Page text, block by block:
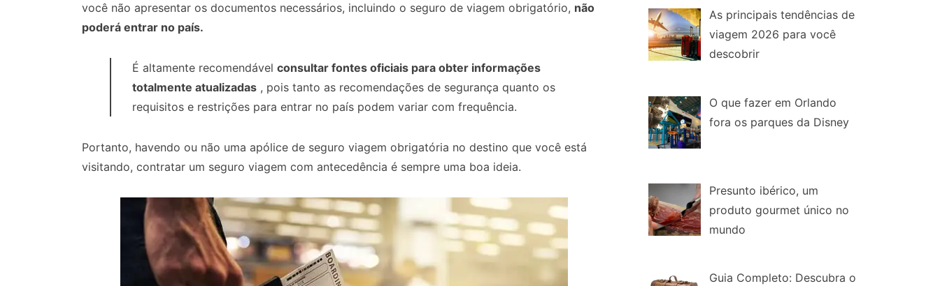
você não apresentar os documentos necessários, incluindo o seguro de viagem obrigatório, não
poderá entrar no país.
É altamente recomendável consultar fontes oficiais para obter informações
totalmente atualizadas , pois tanto as recomendações de segurança quanto os
requisitos e restrições para entrar no país podem variar com frequência.
Portanto, havendo ou não uma apólice de seguro viagem obrigatória no destino que você está
visitando, contratar um seguro viagem com antecedência é sempre uma boa ideia.
As principais tendências de
viagem 2026 para você
descobrir
O que fazer em Orlando
fora os parques da Disney
Presunto ibérico, um
produto gourmet único no
mundo
Guia Completo: Descubra o